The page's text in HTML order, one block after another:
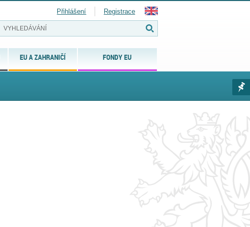
EU A ZAHRANIČÍ FONDY EU
Přihlášení Registrace